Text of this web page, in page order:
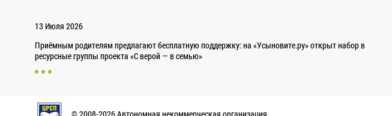
13 Июля 2026
Приёмным родителям предлагают бесплатную поддержку: на «Усыновите.ру» открыт набор в
ресурсные группы проекта «С верой — в семью»